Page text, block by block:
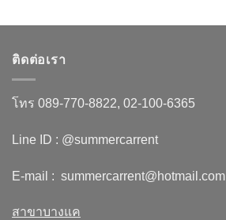
ติดต่อเรา
โทร 089-770-8822, 02-100-6365
Line ID : @summercarrent
E-mail : summercarrent@hotmail.com
สาขาบางแค